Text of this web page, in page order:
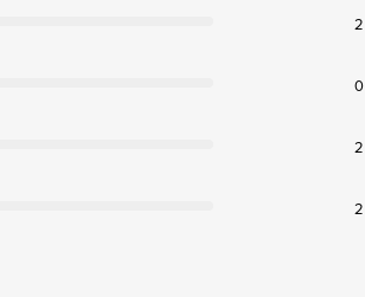
2
0
2
2